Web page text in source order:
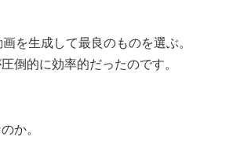
を生成して最良のものを選ぶ。
倒的に効率的だったのです。
か。